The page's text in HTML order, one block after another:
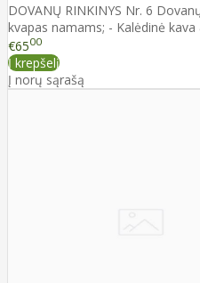
DOVANŲ RINKINYS Nr. 6
kvapas namams; - Kalėdinė kava
€6500
Į krepšelį
Į norų sąrašą